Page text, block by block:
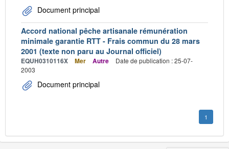
Document principal
Accord national pêche artisanale rémunération
minimale garantie RTT - Frais commun du 28 mars
2001 (texte non paru au Journal officiel)
EQUH0310116X Mer Autre
Date de publication : 25-07-
2003
Document principal
1